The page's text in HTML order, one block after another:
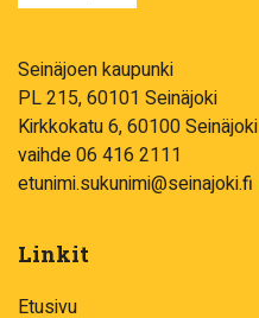
Seinäjoen kaupunki
PL 215, 60101 Seinäjoki
Kirkkokatu 6, 60100 Seinäjoki
vaihde 06 416 2111
etunimi.sukunimi@seinajoki.fi
Linkit
Etusivu